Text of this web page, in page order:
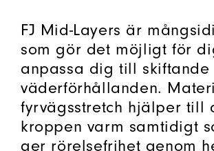
FJ Mid-Layers är
som gör det möjligt för
anpassa dig till skiftande
väderförhållanden.
fyrvägsstretch hjälper till
kroppen varm samtidigt
ger rörelsefrihet genom